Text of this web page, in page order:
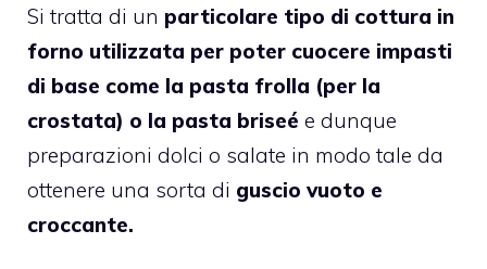
Si tratta di un particolare tipo di cottura in
forno utilizzata per poter cuocere impasti
di base come la pasta frolla (per la
crostata) o la pasta briseé e dunque
preparazioni dolci o salate in modo tale da
ottenere una sorta di guscio vuoto e
croccante.